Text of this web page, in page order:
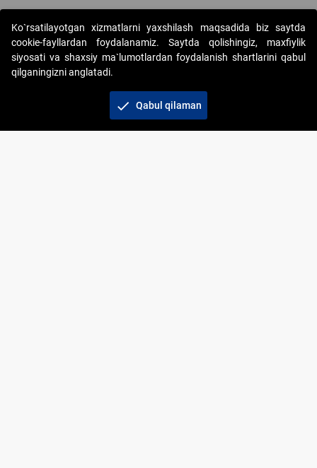
Copyright © 2017-2026. "Elektron onlayn-auksionlarni
tashkil etish" AJ. Barcha huquqlar himoyalangan
Ko`rsatilayotgan xizmatlarni yaxshilash maqsadida biz saytda
cookie-fayllardan foydalanamiz. Saytda qolishingiz, maxfiylik
siyosati va shaxsiy ma`lumotlardan foydalanish shartlarini qabul
qilganingizni anglatadi.
check Qabul qilaman